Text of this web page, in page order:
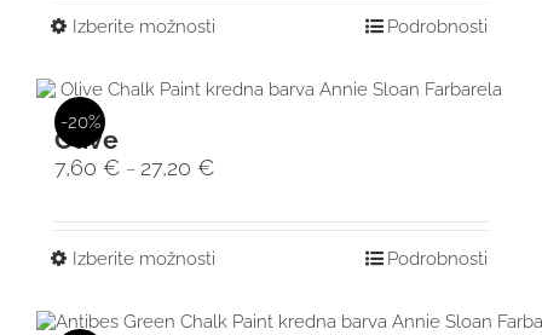
Izberite možnosti Podrobnosti
-20%
Olive
7,60 € – 27,20 €
Izberite možnosti Podrobnosti